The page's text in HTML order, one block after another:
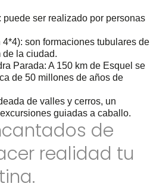
ser realizado por personas
son formaciones tubulares de
de la ciudad.
Parada: A 150 km de Esquel se
de 50 millones de años de
de valles y cerros, un
guiadas a caballo.
de
realidad tu